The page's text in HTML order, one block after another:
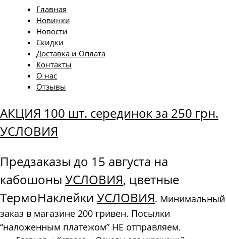
Главная
Новинки
Новости
Скидки
Доставка и Оплата
Контакты
О нас
Отзывы
АКЦИЯ 100 шт. серединок за 250 грн.
УСЛОВИЯ
Предзаказы до 15 августа на
кабошоны УСЛОВИЯ, цветные
ТермоНаклейки УСЛОВИЯ. Минимальный
заказ в магазине 200 гривен. Посылки
“наложенным платежом” НЕ отправляем.